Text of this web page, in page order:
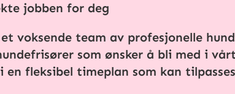
jobben for deg
voksende team av profesjonelle
som ønsker å bli med i
en fleksibel timeplan som kan